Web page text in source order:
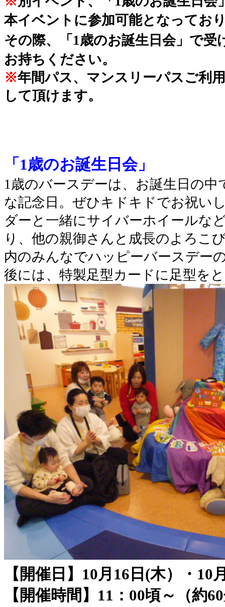
本イベントに参加可能となってお
その際、「1歳のお誕生日会」で受
お持ちください。
※年間パス、マンスリーパスご利
して頂けます。
「1歳のお誕生日会」
1歳のバースデーは、お誕生日の
な記念日。ぜひキドキドでお祝い
ダーと一緒にサイバーホイールな
り、他の親御さんと成長のよろこ
内のみんなでハッピーバースデー
後には、特製足型カードに足型を
【開催日】10月16日(木）・10
【開催時間】11：00頃～（約